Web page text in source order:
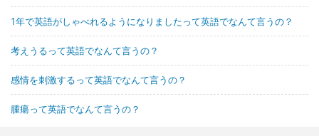
1年で英語がしゃべれるようになりましたって英語でなんて言うの？
考えうるって英語でなんて言うの？
感情を刺激するって英語でなんて言うの？
腫瘍って英語でなんて言うの？